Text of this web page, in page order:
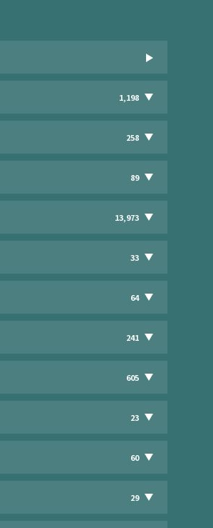
1,198
258
89
13,973
33
64
241
605
23
60
29